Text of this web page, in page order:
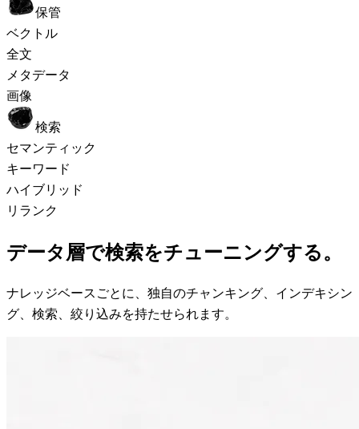
保管
ベクトル
全文
メタデータ
画像
検索
セマンティック
キーワード
ハイブリッド
リランク
データ層で検索をチューニングする。
ナレッジベースごとに、独自のチャンキング、インデキシン
グ、検索、絞り込みを持たせられます。